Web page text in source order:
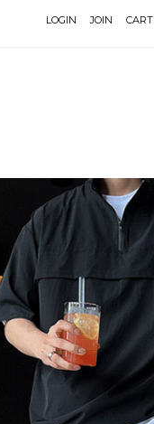
LOGIN JOIN CART